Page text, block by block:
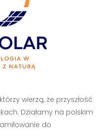
wierzą, że przyszłość
Działamy na polskim
do